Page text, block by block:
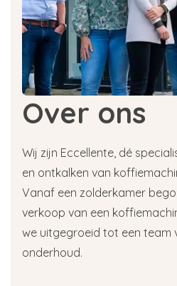
Over ons
Wij zijn Eccellente, dé
en ontkalken van
Vanaf een zolderkamer
verkoop van een
we uitgegroeid tot een team
onderhoud.